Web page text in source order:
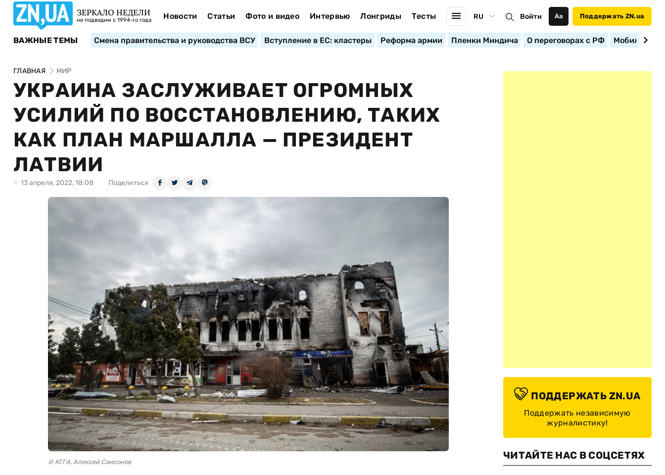
ЗЕРКАЛО НЕДЕЛИ
не подводим с 1994-го года Новости Статьи Фото и видео Интервью Лонгриды Тесты RU Войти Аа Поддержать ZN.ua
ВАЖНЫЕ ТЕМЫ Смена правительства и руководства ВСУ Вступление в ЕС: кластеры Реформа армии Пленки Миндича О переговорах с РФ
ГЛАВНАЯ МИР
УКРАИНА ЗАСЛУЖИВАЕТ ОГРОМНЫХ
УСИЛИЙ ПО ВОССТАНОВЛЕНИЮ, ТАКИХ
КАК ПЛАН МАРШАЛЛА — ПРЕЗИДЕНТ
ЛАТВИИ
13 апреля, 2022, 18:08 Поделиться
© КГГА, Алексей Самсонов
ПОДДЕРЖАТЬ ZN.UA
Поддержать независимую
журналистику!
ЧИТАЙТЕ НАС В СОЦСЕТЯХ